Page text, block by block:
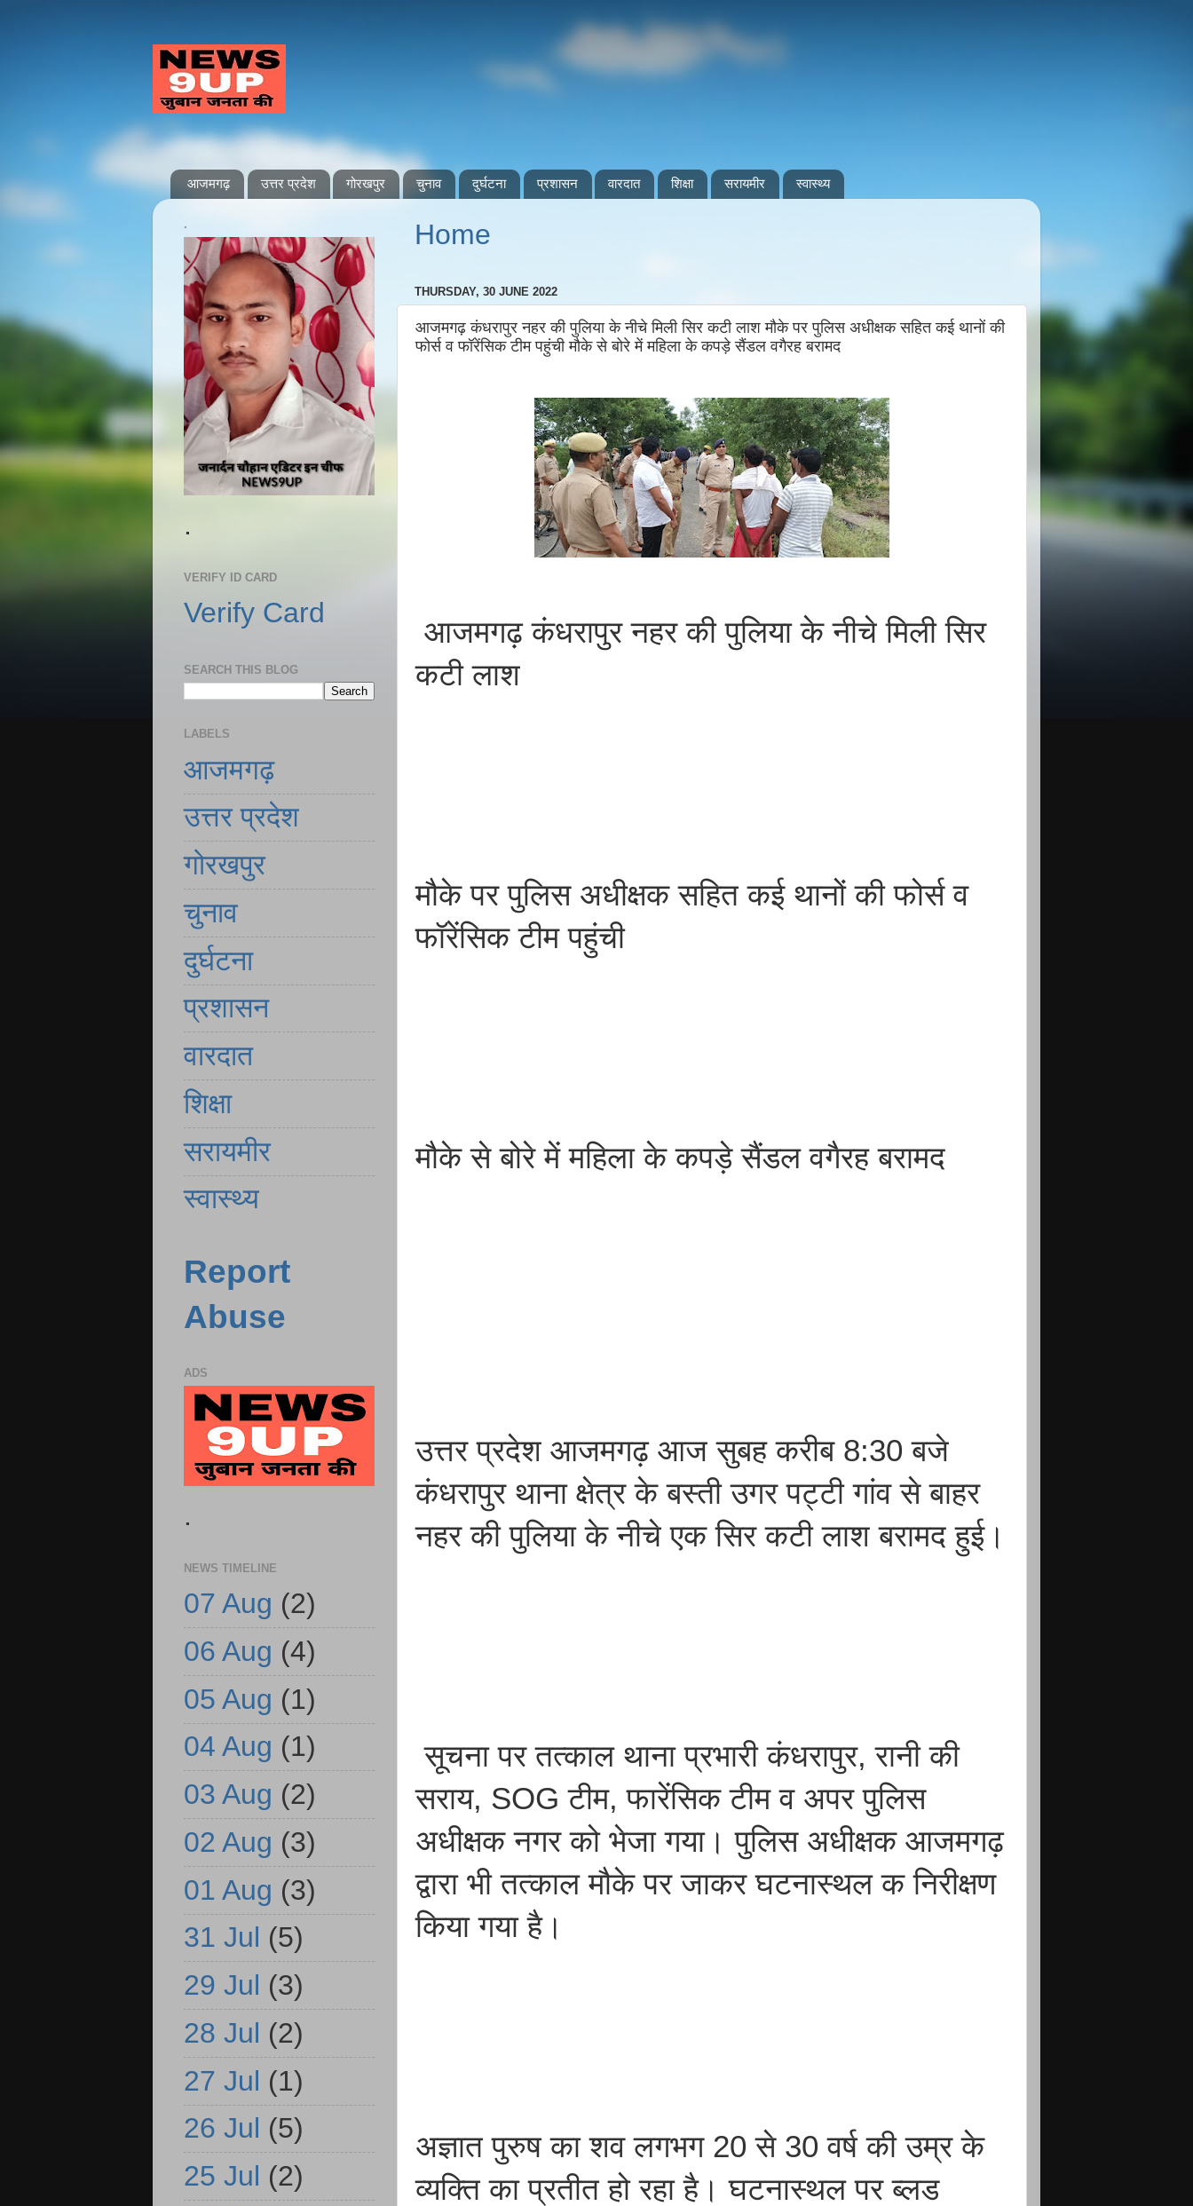
आजमगढ़ उत्तर प्रदेश गोरखपुर चुनाव दुर्घटना प्रशासन वारदात शिक्षा सरायमीर स्वास्थ्य
Home
THURSDAY, 30 JUNE 2022
आजमगढ़ कंधरापुर नहर की पुलिया के नीचे मिली सिर कटी लाश मौके पर पुलिस अधीक्षक सहित कई थानों की
फोर्स व फॉरेंसिक टीम पहुंची मौके से बोरे में महिला के कपड़े सैंडल वगैरह बरामद
आजमगढ़ कंधरापुर नहर की पुलिया के नीचे मिली सिर
कटी लाश
मौके पर पुलिस अधीक्षक सहित कई थानों की फोर्स व
फॉरेंसिक टीम पहुंची
मौके से बोरे में महिला के कपड़े सैंडल वगैरह बरामद
उत्तर प्रदेश आजमगढ़ आज सुबह करीब 8:30 बजे
कंधरापुर थाना क्षेत्र के बस्ती उगर पट्टी गांव से बाहर
नहर की पुलिया के नीचे एक सिर कटी लाश बरामद हुई।
सूचना पर तत्काल थाना प्रभारी कंधरापुर, रानी की
सराय, SOG टीम, फारेंसिक टीम व अपर पुलिस
अधीक्षक नगर को भेजा गया। पुलिस अधीक्षक आजमगढ़
द्वारा भी तत्काल मौके पर जाकर घटनास्थल क निरीक्षण
किया गया है।
अज्ञात पुरुष का शव लगभग 20 से 30 वर्ष की उम्र के
व्यक्ति का प्रतीत हो रहा है। घटनास्थल पर ब्लड
.
.
VERIFY ID CARD
Verify Card
SEARCH THIS BLOG
LABELS
आजमगढ़
उत्तर प्रदेश
गोरखपुर
चुनाव
दुर्घटना
प्रशासन
वारदात
शिक्षा
सरायमीर
स्वास्थ्य
Report
Abuse
ADS
.
NEWS TIMELINE
07 Aug (2)
06 Aug (4)
05 Aug (1)
04 Aug (1)
03 Aug (2)
02 Aug (3)
01 Aug (3)
31 Jul (5)
29 Jul (3)
28 Jul (2)
27 Jul (1)
26 Jul (5)
25 Jul (2)